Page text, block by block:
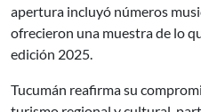
apertura incluyó números
ofrecieron una muestra de lo
edición 2025.
Tucumán reafirma su